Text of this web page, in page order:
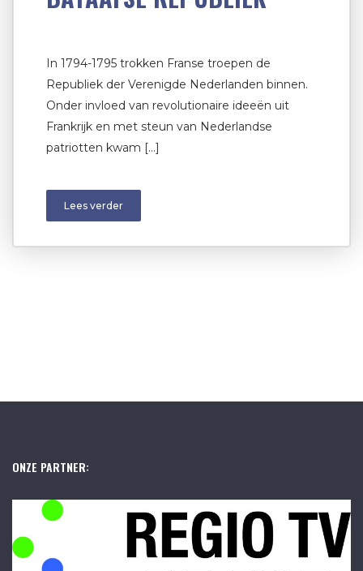
In 1794-1795 trokken Franse troepen de
Republiek der Verenigde Nederlanden binnen.
Onder invloed van revolutionaire ideeën uit
Frankrijk en met steun van Nederlandse
patriotten kwam […]
Lees verder
ONZE PARTNER: